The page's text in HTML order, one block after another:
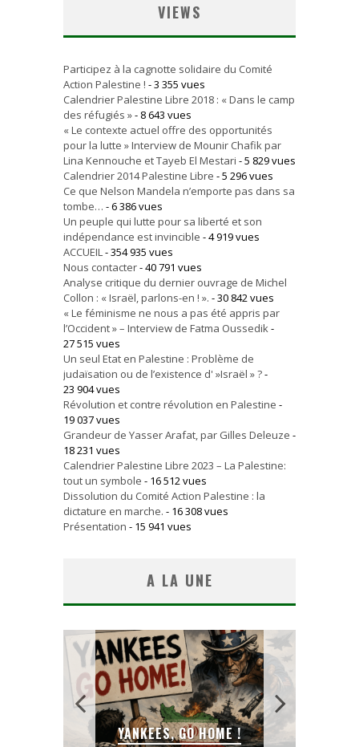
VIEWS
Participez à la cagnotte solidaire du Comité
Action Palestine ! - 3 355 vues
Calendrier Palestine Libre 2018 : « Dans le camp
des réfugiés »- 8 643 vues
« Le contexte actuel offre des opportunités
pour la lutte » Interview de Mounir Chafik par
Lina Kennouche et Tayeb El Mestari - 5 829 vues
Calendrier 2014 Palestine Libre - 5 296 vues
Ce que Nelson Mandela n’emporte pas dans sa
tombe… - 6 386 vues
Un peuple qui lutte pour sa liberté et son
indépendance est invincible - 4 919 vues
ACCUEIL- 354 935 vues
Nous contacter- 40 791 vues
Analyse critique du dernier ouvrage de Michel
Collon : « Israël, parlons-en ! ». - 30 842 vues
« Le féminisme ne nous a pas été appris par
l’Occident » – Interview de Fatma Oussedik-
27 515 vues
Un seul Etat en Palestine : Problème de
judaïsation ou de l’existence d' »Israël » ?-
23 904 vues
Révolution et contre révolution en Palestine -
19 037 vues
Grandeur de Yasser Arafat, par Gilles Deleuze -
18 231 vues
Calendrier Palestine Libre 2023 – La Palestine:
tout un symbole - 16 512 vues
Dissolution du Comité Action Palestine : la
dictature en marche. - 16 308 vues
Présentation - 15 941 vues
A LA UNE
YANKEES, GO HOME !